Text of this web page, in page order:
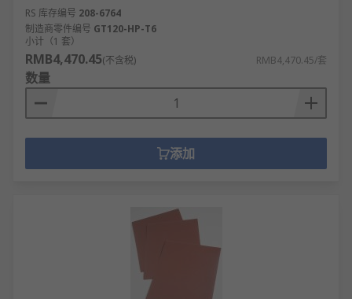
RS 库存编号 208-6764
制造商零件编号 GT120-HP-T6
小计（1 套）
RMB4,470.45(不含税) RMB4,470.45/套
数量
添加